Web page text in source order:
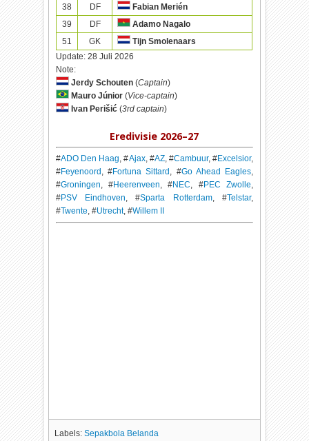
38
DF
Fabian Merién
39
DF
Adamo Nagalo
51
GK
Tijn Smolenaars
Update:28 Juli 2026
Note:
Jerdy Schouten (Captain)
Mauro Júnior (Vice-captain)
Ivan Perišić (3rd captain)
Eredivisie 2026–27
#ADO Den Haag , #Ajax, #AZ, #Cambuur, #Excelsior,
#Feyenoord , #Fortuna Sittard , #Go Ahead Eagles,
#Groningen , #Heerenveen , #NEC , #PEC Zwolle
#PSV Eindhoven , #Sparta Rotterdam, #Telstar,
#Twente , #Utrecht, #Willem II
Labels:Sepakbola Belanda